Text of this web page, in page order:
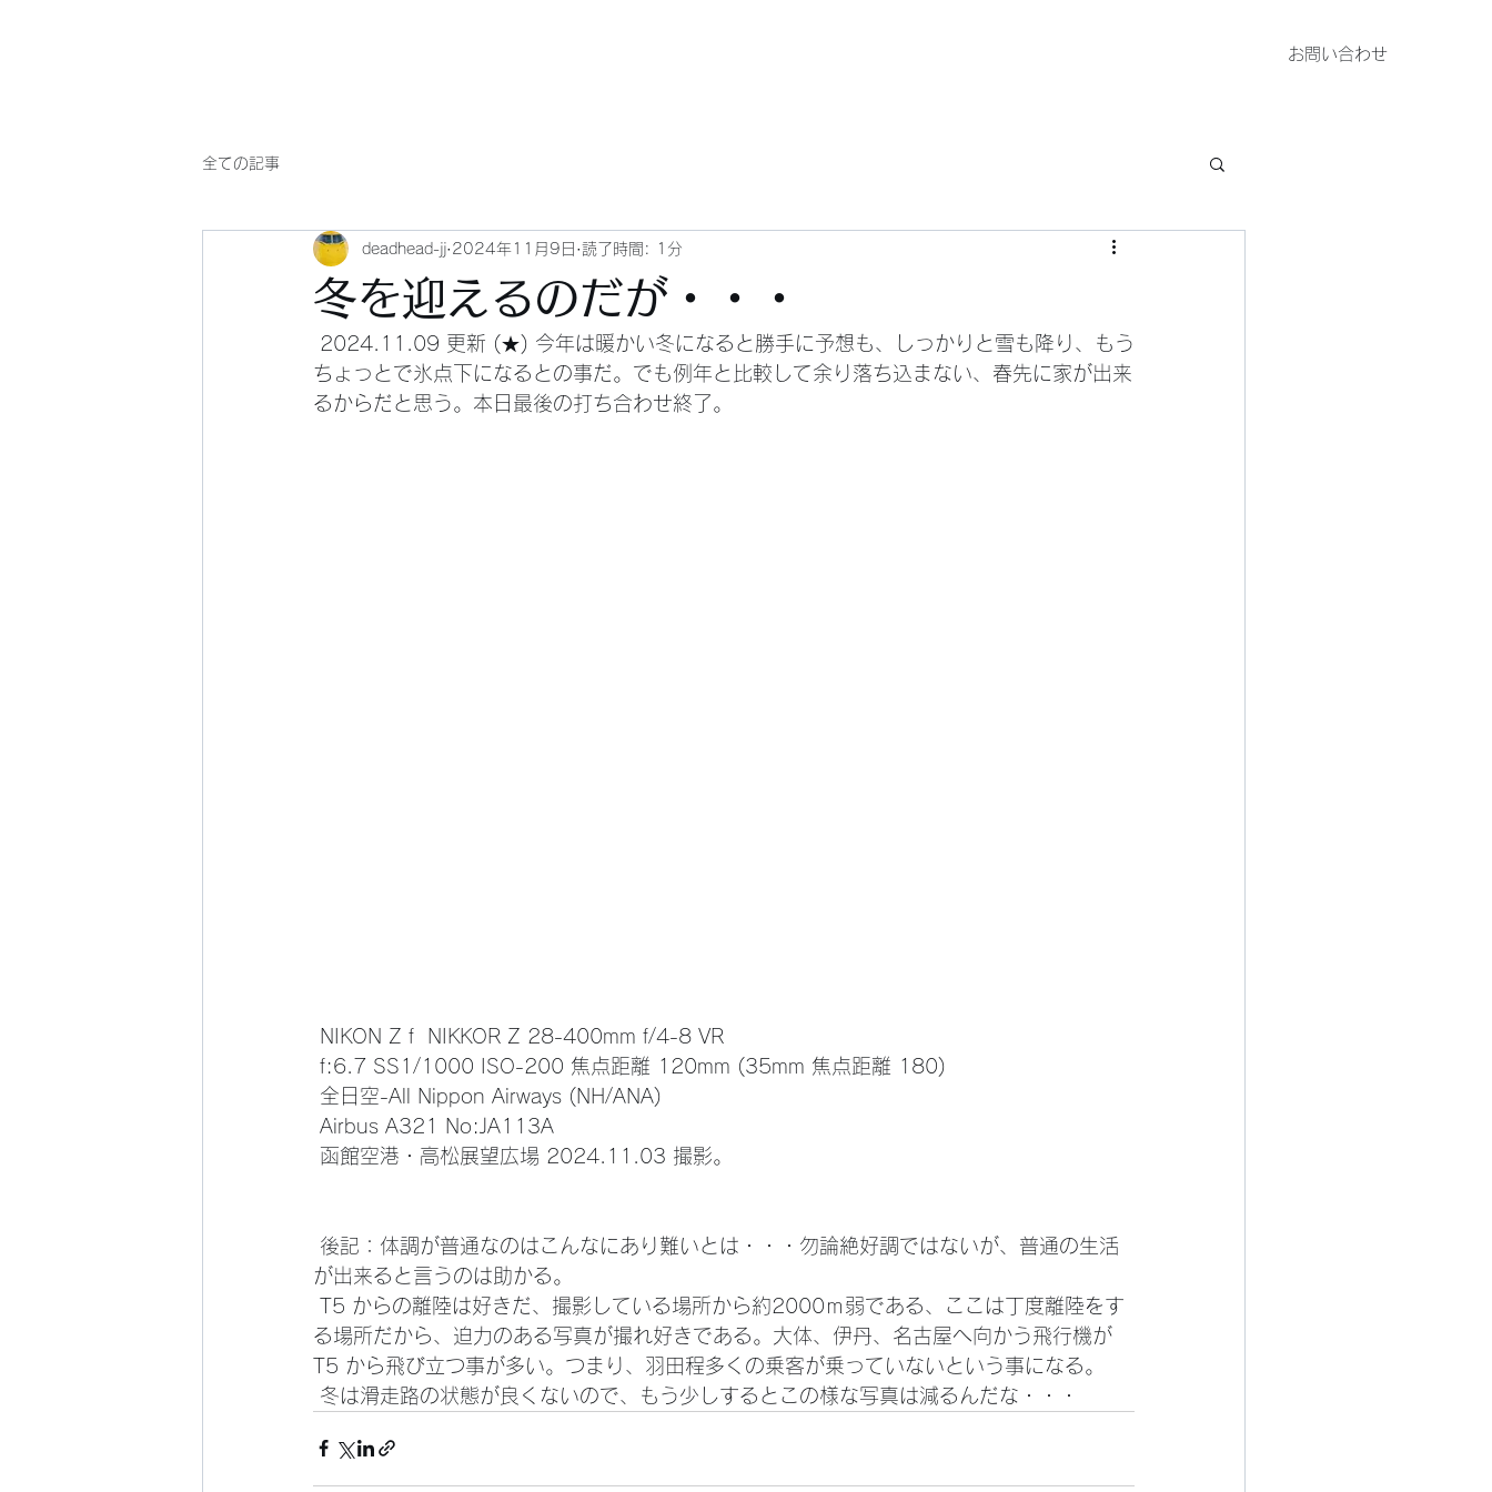
お問い合わせ
全ての記事
冬を迎えるのだが・・・
deadhead-jj 2024年11月9日 読了時間: 1分
ちょっとで氷点下になるとの事だ。でも例年と比較して余り落ち込まない、春先に家が出来
るからだと思う。本日最後の打ち合わせ終了。
NIKON Z f  NIKKOR Z 28-400mm f/4-8 VR
f:6.7 SS1/1000 ISO-200 焦点距離 120mm (35mm 焦点距離 180)
全日空-All Nippon Airways (NH/ANA)
Airbus A321 No:JA113A
函館空港・高松展望広場 2024.11.03 撮影。
が出来ると言うのは助かる。
る場所だから、迫力のある写真が撮れ好きである。大体、伊丹、名古屋へ向かう飛行機が
T5 から飛び立つ事が多い。つまり、羽田程多くの乗客が乗っていないという事になる。
冬は滑走路の状態が良くないので、もう少しするとこの様な写真は減るんだな・・・